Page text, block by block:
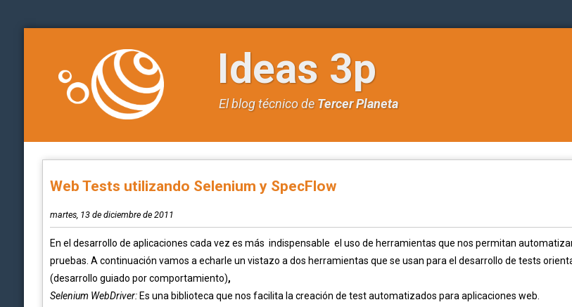
Ideas 3p
El blog técnico deTercer Planeta
Web Tests utilizando Selenium y SpecFlow
martes, 13 de diciembre de 2011
En el desarrollo de aplicaciones cada vez es más indispensable el uso de herramientas que nos permitan
pruebas. A continuación vamos a echarle un vistazo a dos herramientas que se usan para el desarrollo de tests
(desarrollo guiado por comportamiento),
Selenium WebDriver:Es una biblioteca que nos facilita la creación de test automatizados para aplicaciones web.